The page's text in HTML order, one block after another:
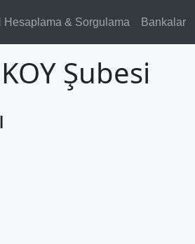
Hesaplama & Sorgulama Bankalar
Şubesi